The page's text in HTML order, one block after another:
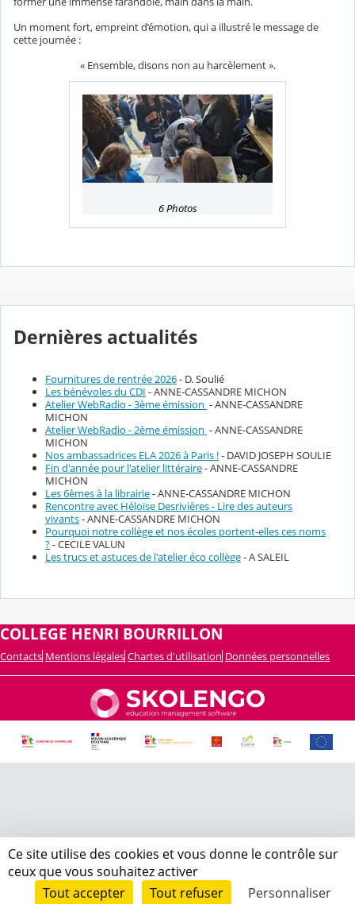
Un moment fort, empreint d’émotion, qui a illustré le message de
cette journée :
« Ensemble, disons non au harcèlement ».
6 Photos
Dernières actualités
Fournitures de rentrée 2026- D. Soulié
Les bénévoles du CDI - ANNE-CASSANDRE MICHON
Atelier WebRadio - 3ème émission - ANNE-CASSANDRE
MICHON
Atelier WebRadio - 2ème émission - ANNE-CASSANDRE
MICHON
Nos ambassadrices ELA 2026 à Paris !- DAVID JOSEPH SOULIE
Fin d'année pour l'atelier littéraire- ANNE-CASSANDRE
MICHON
Les 6èmes à la librairie- ANNE-CASSANDRE MICHON
Rencontre avec Héloïse Desrivières - Lire des auteurs
vivants- ANNE-CASSANDRE MICHON
Pourquoi notre collège et nos écoles portent-elles ces noms
?- CECILE VALUN
Les trucs et astuces de l'atelier éco collège- A SALEIL
COLLEGE HENRI BOURRILLON
Contacts Mentions légales Chartes d'utilisation Données personnelles
Ce site utilise des cookies et vous donne le contrôle sur
ceux que vous souhaitez activer
Tout accepter
Tout refuser Personnaliser